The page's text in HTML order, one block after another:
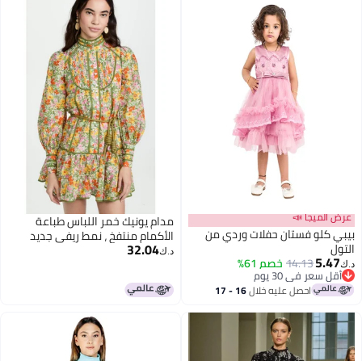
عرض الميجا 📣
بيبي كلو فستان حفلات وردي من
التول
د.ك‏5.47
14.13خصم 61%
أقل سعر في 30 يوم
أقل سعر في 30 يوماحصل عليه خلال 16 - 17
مدام يونيك خمر اللباس طباعة
الأكمام منتفخ ، نمط ريفي جديد
د.ك‏32.04